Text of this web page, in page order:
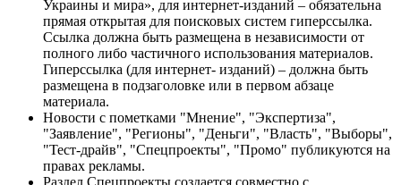
Украины и мира», для интернет-изданий – обязательна
прямая открытая для поисковых систем гиперссылка.
Ссылка должна быть размещена в независимости от
полного либо частичного использования материалов.
Гиперссылка (для интернет- изданий) – должна быть
размещена в подзаголовке или в первом абзаце
материала.
Новости с пометками "Мнение", "Экспертиза",
"Заявление", "Регионы", "Деньги", "Власть", "Выборы",
"Тест-драйв", "Спецпроекты", "Промо" публикуются на
правах рекламы.
Раздел Спецпроекты создается совместно с